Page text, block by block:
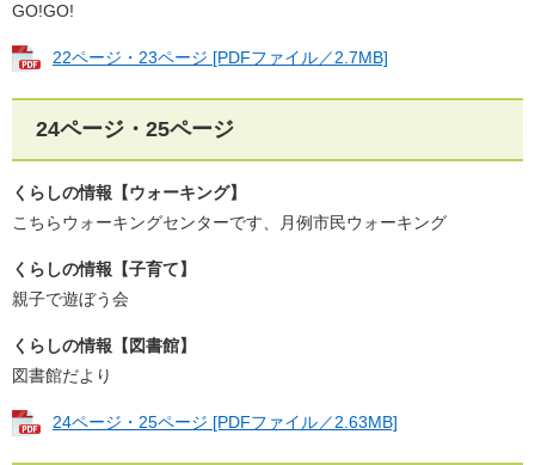
GO!GO!
22ページ・23ページ​ [PDFファイル／2.7MB]
24ページ・25ページ​​
くらしの情報【ウォーキング】
​​こちらウォーキングセンターです、月例市民ウォーキング
くらしの情報【子育て】
親子で遊ぼう会​
くらしの情報【図書館】
図書館だより
24ページ・25ページ​ [PDFファイル／2.63MB]